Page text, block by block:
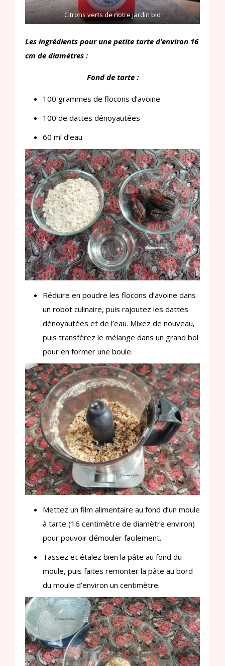
Citrons verts de notre jardin bio
Les ingrédients pour une petite tarte d’environ 16
cm de diamètres :
Fond de tarte :
100 grammes de flocons d’avoine
100 de dattes dénoyautées
60 ml d’eau
Réduire en poudre les flocons d’avoine dans
un robot culinaire, puis rajoutez les dattes
dénoyautées et de l’eau. Mixez de nouveau,
puis transférez le mélange dans un grand bol
pour en former une boule.
Mettez un film alimentaire au fond d’un moule
à tarte (16 centimètre de diamètre environ)
pour pouvoir démouler facilement.
Tassez et étalez bien la pâte au fond du
moule, puis faites remonter la pâte au bord
du moule d’environ un centimètre.